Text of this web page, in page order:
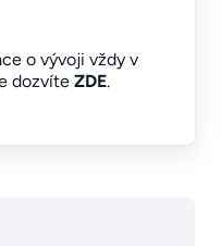
o vývoji vždy v
dozvíte ZDE.